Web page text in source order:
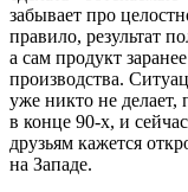
забывает про
правило, результат
а сам продукт
производства.
уже никто не делает,
в конце 90-х, и
друзьям кажется
на Западе.